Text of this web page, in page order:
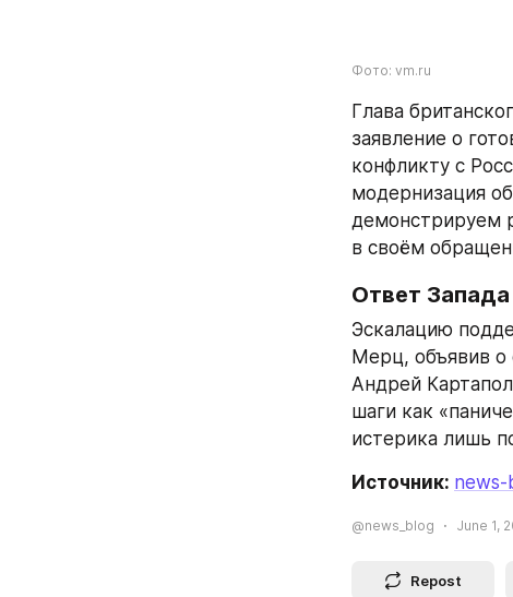
Фото: vm.ru
Глава
заявление о
конфликту с
модернизация
демонстрируем
в своём
Ответ
Эскалацию
Мерц, объявив о
Андрей
шаги как
истерика лишь
Источник: news-
@news_blog June 1,
Repost